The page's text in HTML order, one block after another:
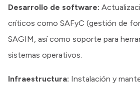
Desarrollo de software:
críticos como SAFyC (gestión de
SAGIM, así como soporte para
sistemas operativos.
Infraestructura: Instalación y